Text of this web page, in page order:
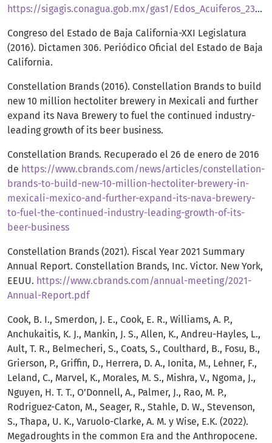
https://sigagis.conagua.gob.mx/gas1/Edos_Acuiferos_23/BajaCalifornia/DR_0210.pdf
Congreso del Estado de Baja California-XXI Legislatura
(2016). Dictamen 306. Periódico Oficial del Estado de Baja
California.
Constellation Brands (2016). Constellation Brands to build
new 10 million hectoliter brewery in Mexicali and further
expand its Nava Brewery to fuel the continued industry-
leading growth of its beer business.
Constellation Brands. Recuperado el 26 de enero de 2016
de https://www.cbrands.com/news/articles/constellation-
brands-to-build-new-10-million-hectoliter-brewery-in-
mexicali-mexico-and-further-expand-its-nava-brewery-
to-fuel-the-continued-industry-leading-growth-of-its-
beer-business
Constellation Brands (2021). Fiscal Year 2021 Summary
Annual Report. Constellation Brands, Inc. Victor. New York,
EEUU. https://www.cbrands.com/annual-meeting/2021-
Annual-Report.pdf
Cook, B. I., Smerdon, J. E., Cook, E. R., Williams, A. P.,
Anchukaitis, K. J., Mankin, J. S., Allen, K., Andreu-Hayles, L.,
Ault, T. R., Belmecheri, S., Coats, S., Coulthard, B., Fosu, B.,
Grierson, P., Griffin, D., Herrera, D. A., Ionita, M., Lehner, F.,
Leland, C., Marvel, K., Morales, M. S., Mishra, V., Ngoma, J.,
Nguyen, H. T. T., O’Donnell, A., Palmer, J., Rao, M. P.,
Rodriguez-Caton, M., Seager, R., Stahle, D. W., Stevenson,
S., Thapa, U. K., Varuolo-Clarke, A. M. y Wise, E.K. (2022).
Megadroughts in the common Era and the Anthropocene.